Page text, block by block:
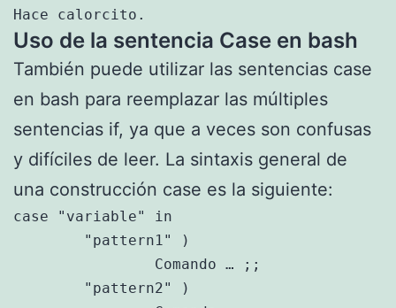
Hace calorcito.
Uso de la sentencia Case en bash
También puede utilizar las sentencias case
en bash para reemplazar las múltiples
sentencias if, ya que a veces son confusas
y difíciles de leer. La sintaxis general de
una construcción case es la siguiente:
case "variable" in